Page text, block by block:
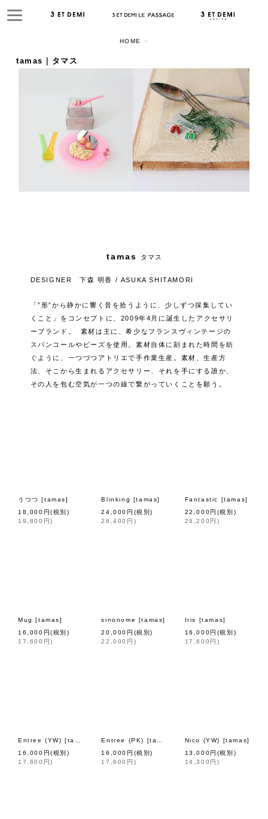
HOME >
tamas｜タマス
tamas タマス
DESIGNER 下森 明香 / ASUKA SHITAMORI
「”形”から静かに響く音を拾うように、少しずつ採集してい
くこと」をコンセプトに、2009年4月に誕生したアクセサリ
ーブランド。 素材は主に、希少なフランスヴィンテージの
スパンコールやビーズを使用。素材自体に刻まれた時間を紡
ぐように、一つづつアトリエで手作業生産。素材、生産方
法、そこから生まれるアクセサリー、それを手にする誰か、
その人を包む空気が一つの線で繋がっていくことを願う。
うつつ [tamas]
18,000 円(税別)
19,800 円)
Blinking [tamas]
24,000 円 (税別)
26,400 円 )
Fantastic [tamas]
22,000円 (税別)
24,200 円 )
Mug [tamas]
16,000 円(税別)
17,600 円)
sinonome [tamas]
20,000 円 (税別)
22,000 円 )
Iris [tamas]
16,000円 (税別)
17,600 円 )
Entree (YW) [tamas
16,000 円(税別)
17,600 円)
Entree (PK) [tamas
16,000 円 (税別)
17,600 円 )
Nico (YW) [tamas]
13,000円 (税別)
14,300 円 )